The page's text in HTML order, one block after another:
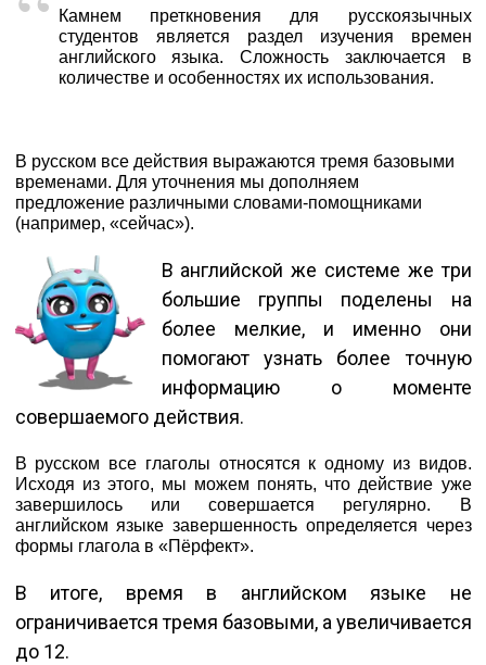
Камнем преткновения для русскоязычных
студентов является раздел изучения времен
английского языка. Сложность заключается в
количестве и особенностях их использования.
В русском все действия выражаются тремя базовыми
временами. Для уточнения мы дополняем
предложение различными словами-помощниками
(например, «сейчас»).
В английской же системе же три
большие группы поделены на
более мелкие, и именно они
помогают узнать более точную
информацию о моменте
совершаемого действия.
В русском все глаголы относятся к одному из видов.
Исходя из этого, мы можем понять, что действие уже
завершилось или совершается регулярно. В
английском языке завершенность определяется через
формы глагола в «Пёрфект».
В итоге, время в английском языке не
ограничивается тремя базовыми, а увеличивается
до 12.